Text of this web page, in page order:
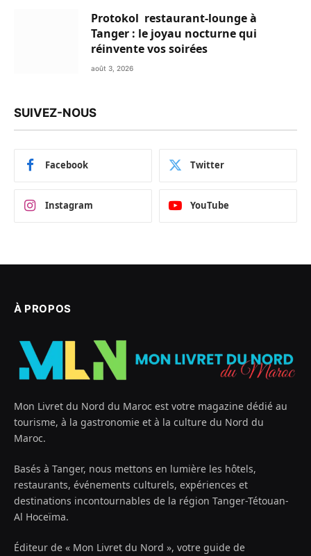
Protokol restaurant-lounge à
Tanger : le joyau nocturne qui
réinvente vos soirées
août 3, 2026
SUIVEZ-NOUS
Facebook Twitter
Instagram YouTube
À PROPOS
Mon Livret du Nord du Maroc est votre magazine dédié au
tourisme, à la gastronomie et à la culture du Nord du
Maroc.
Basés à Tanger, nous mettons en lumière les hôtels,
restaurants, événements culturels, expériences et
destinations incontournables de la région Tanger-Tétouan-
Al Hoceïma.
Éditeur de « Mon Livret du Nord », votre guide de